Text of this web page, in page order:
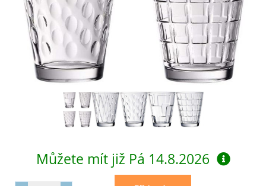
Můžete mít již Pá 14.8.2026